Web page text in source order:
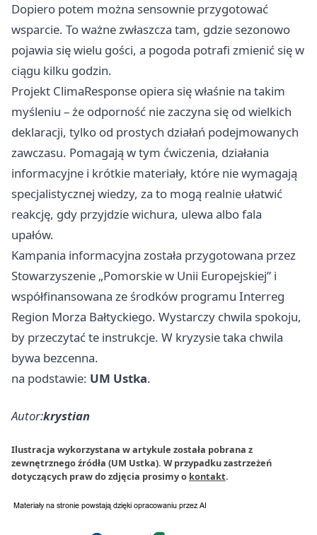
Dopiero potem można sensownie przygotować
wsparcie. To ważne zwłaszcza tam, gdzie sezonowo
pojawia się wielu gości, a pogoda potrafi zmienić się w
ciągu kilku godzin.
Projekt ClimaResponse opiera się właśnie na takim
myśleniu – że odporność nie zaczyna się od wielkich
deklaracji, tylko od prostych działań podejmowanych
zawczasu. Pomagają w tym ćwiczenia, działania
informacyjne i krótkie materiały, które nie wymagają
specjalistycznej wiedzy, za to mogą realnie ułatwić
reakcję, gdy przyjdzie wichura, ulewa albo fala
upałów.
Kampania informacyjna została przygotowana przez
Stowarzyszenie „Pomorskie w Unii Europejskiej” i
współfinansowana ze środków programu Interreg
Region Morza Bałtyckiego. Wystarczy chwila spokoju,
by przeczytać te instrukcje. W kryzysie taka chwila
bywa bezcenna.
na podstawie: UM Ustka.
Autor:krystian
Ilustracja wykorzystana w artykule została pobrana z
zewnętrznego źródła (UM Ustka). W przypadku zastrzeżeń
dotyczących praw do zdjęcia prosimy o kontakt.